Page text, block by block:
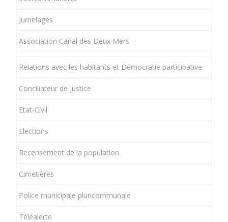
Jumelages
Association Canal des Deux Mers
Relations avec les habitants et Démocratie participative
Conciliateur de justice
Etat-Civil
Elections
Recensement de la population
Cimetières
Police municipale pluricommunale
Téléalerte